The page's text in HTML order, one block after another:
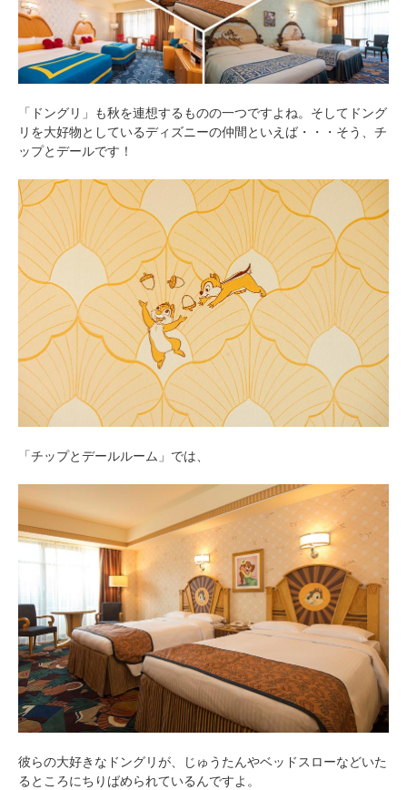
「ドングリ」も秋を連想するものの一つですよね。そしてドング
リを大好物としているディズニーの仲間といえば・・・そう、チ
ップとデールです！
「チップとデールルーム」では、
彼らの大好きなドングリが、じゅうたんやベッドスローなどいた
るところにちりばめられているんですよ。